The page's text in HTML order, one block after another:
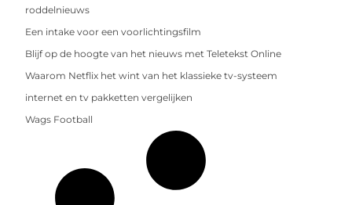
roddelnieuws
Een intake voor een voorlichtingsfilm
Blijf op de hoogte van het nieuws met Teletekst Online
Waarom Netflix het wint van het klassieke tv-systeem
internet en tv pakketten vergelijken
Wags Football